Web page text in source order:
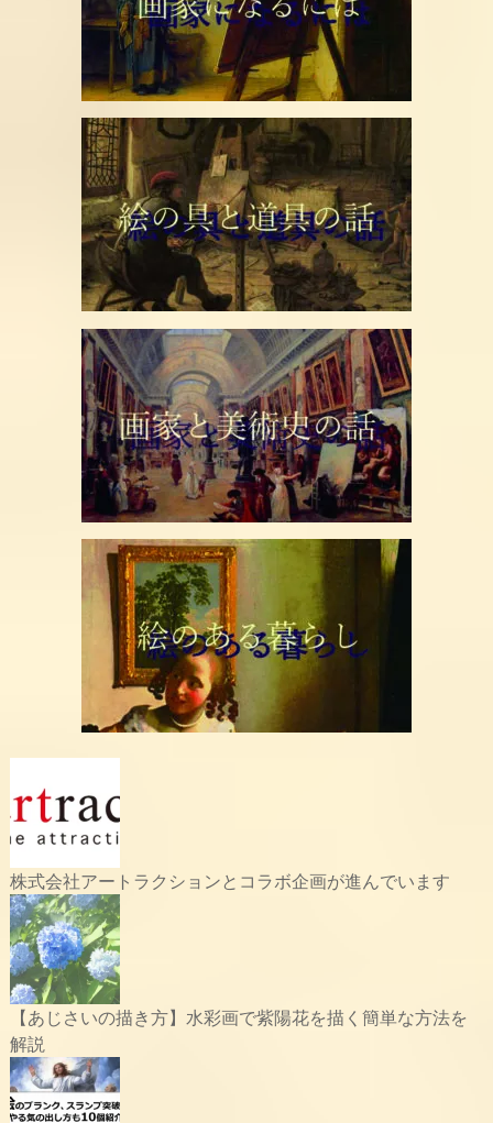
株式会社アートラクションとコラボ企画が進んでいます
【あじさいの描き方】水彩画で紫陽花を描く簡単な方法を
解説